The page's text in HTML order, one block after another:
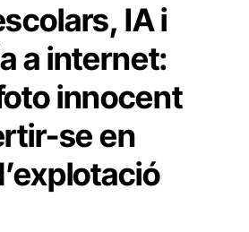
IA i
a internet:
innocent
se en